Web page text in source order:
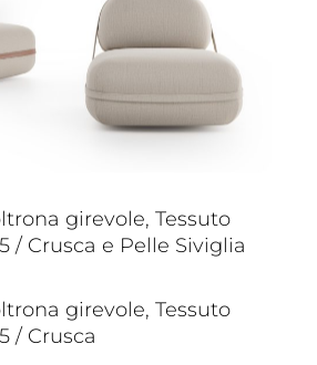
girevole, Tessuto
/ Crusca e Pelle Siviglia
girevole, Tessuto
/ Crusca